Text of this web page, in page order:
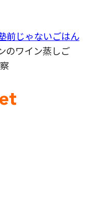
前じゃないごはん
のワイン蒸しご